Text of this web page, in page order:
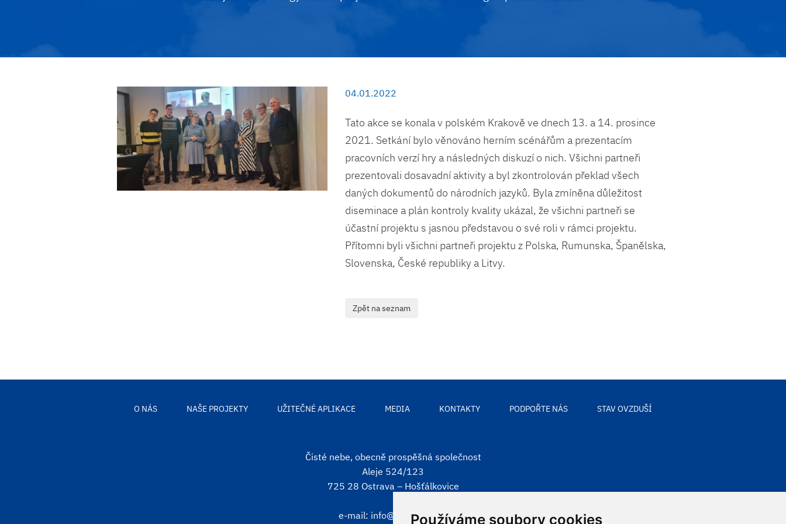
Používáme soubory cookies
04.01.2022
Tato akce se konala v polském Krakově ve dnech 13. a 14. prosince
2021. Setkání bylo věnováno herním scénářům a prezentacím
pracovních verzí hry a následných diskuzí o nich. Všichni partneři
prezentovali dosavadní aktivity a byl zkontrolován překlad všech
daných dokumentů do národních jazyků. Byla zmíněna důležitost
diseminace a plán kontroly kvality ukázal, že všichni partneři se
účastní projektu s jasnou představou o své roli v rámci projektu.
Přítomni byli všichni partneři projektu z Polska, Rumunska, Španělska,
Slovenska, České republiky a Litvy.
O NÁS NAŠE PROJEKTY UŽITEČNÉ APLIKACE MEDIA KONTAKTY PODPOŘTE NÁS STAV OVZDUŠÍ
Čisté nebe, obecně prospěšná společnost
Aleje 524/123
725 28 Ostrava – Hošťálkovice
e-mail: info@cistenebe.cz